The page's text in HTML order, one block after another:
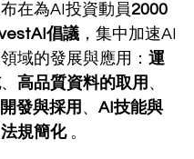
在為AI投資動員2000
倡議 ，集中加速AI
域的發展與應用： 運
、 高品質資料的取用 、
發與採用 、 AI技能與
法規簡化 。